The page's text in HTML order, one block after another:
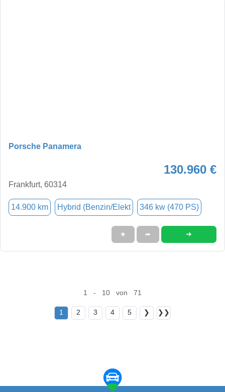
Porsche Panamera
130.960 €
Frankfurt, 60314
14.900 km Hybrid (Benzin/Elekt 346 kw (470 PS)
★ ➦ ➜
1 - 10 von 71
1 2 3 4 5 ❯ ❯❯